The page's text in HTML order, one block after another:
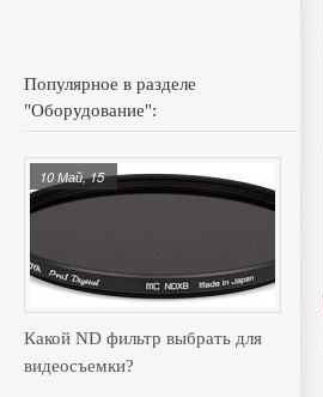
Популярное в разделе
"Оборудование":
Какой ND фильтр выбрать для
видеосъемки?
10 Май, 15